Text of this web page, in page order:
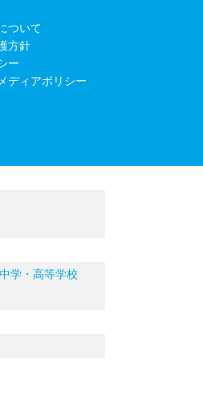
ついて
方針
ー
ディアポリシー
学・高等学校